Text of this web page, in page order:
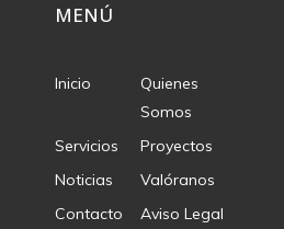
MENÚ
Inicio
Quienes
Somos
Servicios
Proyectos
Noticias
Valóranos
Contacto
Aviso Legal